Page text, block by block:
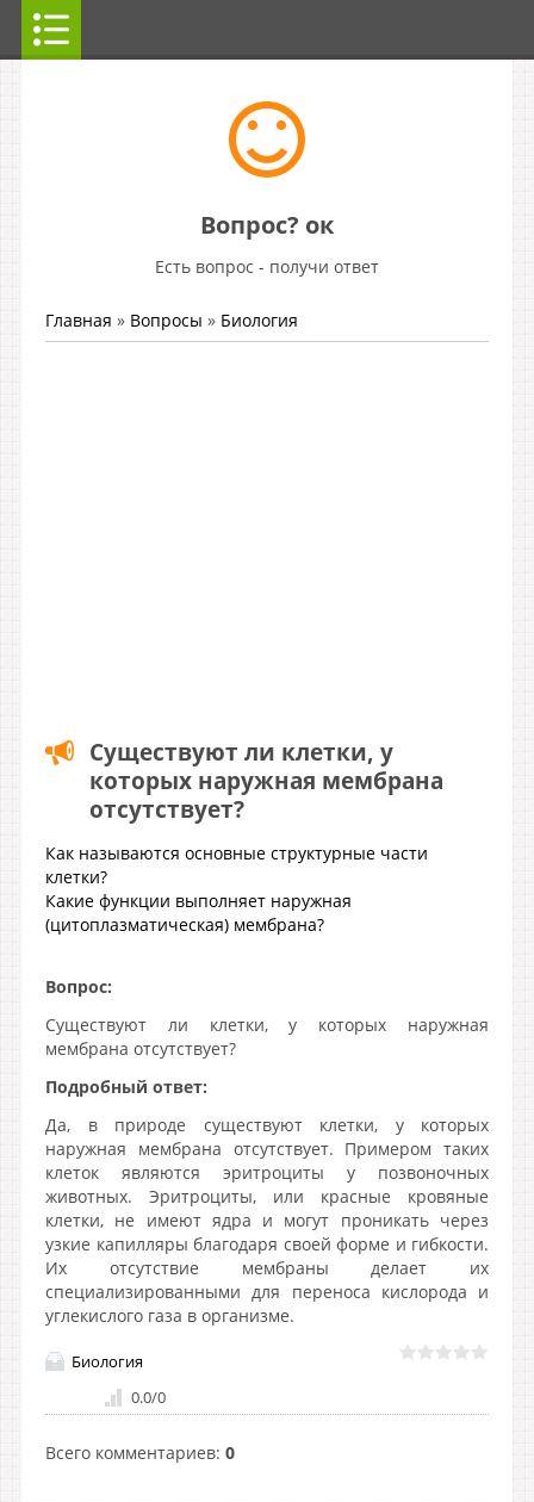
Вопрос? ок
Есть вопрос - получи ответ
Главная » Вопросы » Биология
Существуют ли клетки, у
которых наружная мембрана
отсутствует?
Как называются основные структурные части
клетки?
Какие функции выполняет наружная
(цитоплазматическая) мембрана?
Вопрос:
Существуют ли клетки, у которых наружная
мембрана отсутствует?
Подробный ответ:
Да, в природе существуют клетки, у которых
наружная мембрана отсутствует. Примером таких
клеток являются эритроциты у позвоночных
животных. Эритроциты, или красные кровяные
клетки, не имеют ядра и могут проникать через
узкие капилляры благодаря своей форме и гибкости.
Их отсутствие мембраны делает их
специализированными для переноса кислорода и
углекислого газа в организме.
Биология
0.0/0
Всего комментариев: 0